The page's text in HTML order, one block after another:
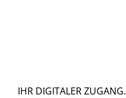
IHR DIGITALER ZUGANG.